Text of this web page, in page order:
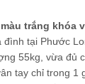
trắng khóa
tại Phước
55kg, vừa đủ
tay chỉ trong 1